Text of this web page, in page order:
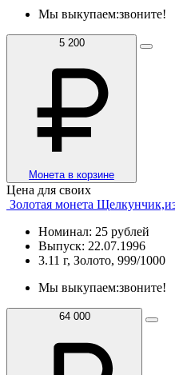
Мы выкупаем:звоните!
5 200
Монета в корзине
Цена для своих
Золотая монета
Номинал: 25 рублей
Выпуск: 22.07.1996
3.11 г, Золото, 999/1000
Мы выкупаем:звоните!
64 000